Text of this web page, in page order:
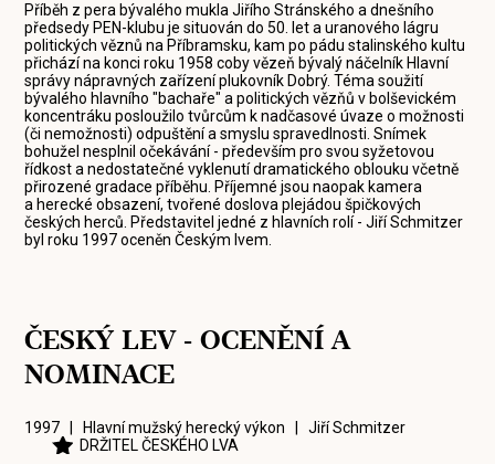
Příběh z pera bývalého mukla Jiřího Stránského a dnešního
předsedy PEN-klubu je situován do 50. let a uranového lágru
politických věznů na Příbramsku, kam po pádu stalinského kultu
přichází na konci roku 1958 coby vězeň bývalý náčelník Hlavní
správy nápravných zařízení plukovník Dobrý. Téma soužití
bývalého hlavního "bachaře" a politických vězňů v bolševickém
koncentráku posloužilo tvůrcům k nadčasové úvaze o možnosti
(či nemožnosti) odpuštění a smyslu spravedlnosti. Snímek
bohužel nesplnil očekávání - především pro svou syžetovou
řídkost a nedostatečné vyklenutí dramatického oblouku včetně
přirozené gradace příběhu. Příjemné jsou naopak kamera
a herecké obsazení, tvořené doslova plejádou špičkových
českých herců. Představitel jedné z hlavních rolí - Jiří Schmitzer
byl roku 1997 oceněn Českým lvem.
ČESKÝ LEV - OCENĚNÍ A
NOMINACE
1997 | Hlavní mužský herecký výkon |Jiří Schmitzer
DRŽITEL ČESKÉHO LVA